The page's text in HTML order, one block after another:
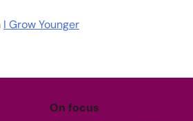
I Grow Younger
On focus